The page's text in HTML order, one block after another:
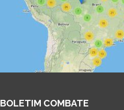
BOLETIM COMBATE